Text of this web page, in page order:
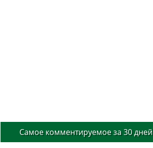
Самое комментируемое за 30 дней